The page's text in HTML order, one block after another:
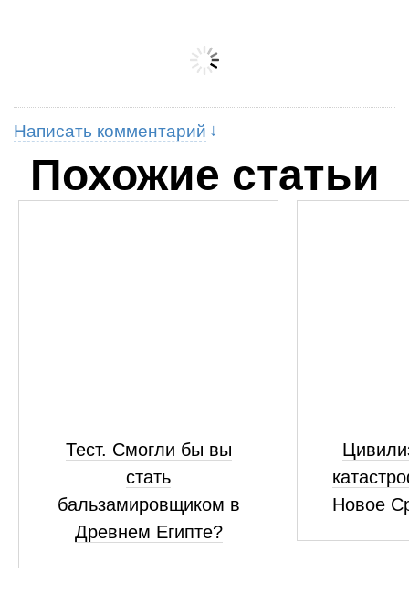
Написать комментарий
Похожие статьи
Тест. Смогли бы вы
стать
бальзамировщиком в
Древнем Египте?
Новое